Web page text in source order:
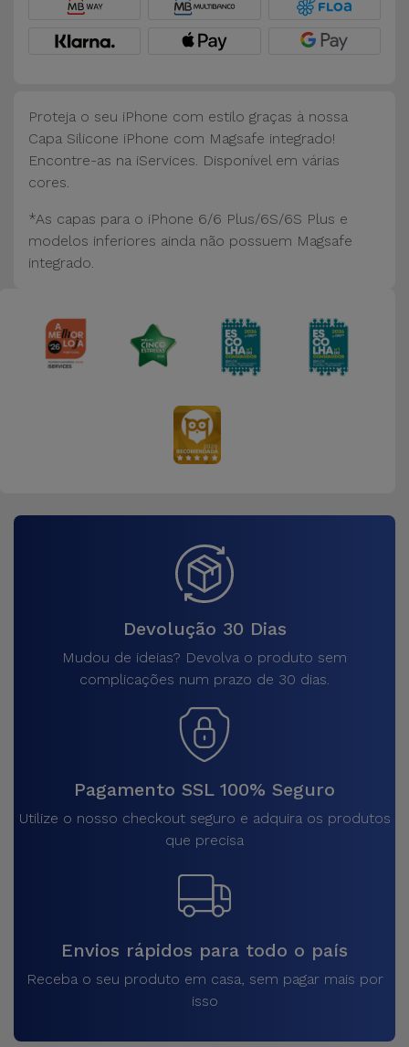
Tablet
Ver
tudo
Proteja o seu iPhone com estilo graças à nossa
Capa Silicone iPhone com Magsafe integrado!
Encontre-as na iServices. Disponível em várias
cores.
*As capas para o iPhone 6/6 Plus/6S/6S Plus e
modelos inferiores ainda não possuem Magsafe
integrado.
Devolução 30 Dias
Mudou de ideias? Devolva o produto sem
complicações num prazo de 30 dias.
Pagamento SSL 100% Seguro
Utilize o nosso checkout seguro e adquira os produtos
que precisa
Envios rápidos para todo o país
Receba o seu produto em casa, sem pagar mais por
isso